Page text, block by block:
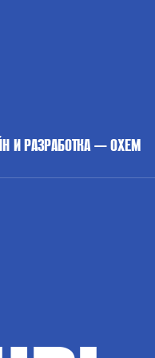
И РАЗРАБОТКА — OXEM